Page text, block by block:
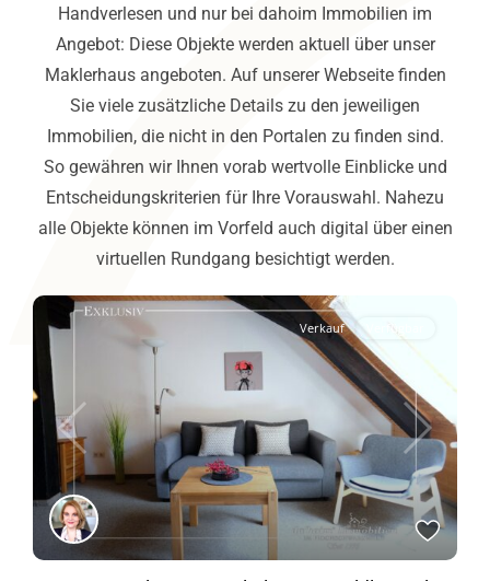
Handverlesen und nur bei dahoim Immobilien im
Angebot: Diese Objekte werden aktuell über unser
Maklerhaus angeboten. Auf unserer Webseite finden
Sie viele zusätzliche Details zu den jeweiligen
Immobilien, die nicht in den Portalen zu finden sind.
So gewähren wir Ihnen vorab wertvolle Einblicke und
Entscheidungskriterien für Ihre Vorauswahl. Nahezu
alle Objekte können im Vorfeld auch digital über einen
virtuellen Rundgang besichtigt werden.
Previous Next
Verkauf